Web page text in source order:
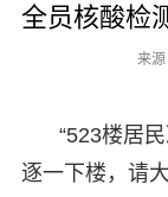
全员核酸检
来
“523楼居
逐一下楼，请